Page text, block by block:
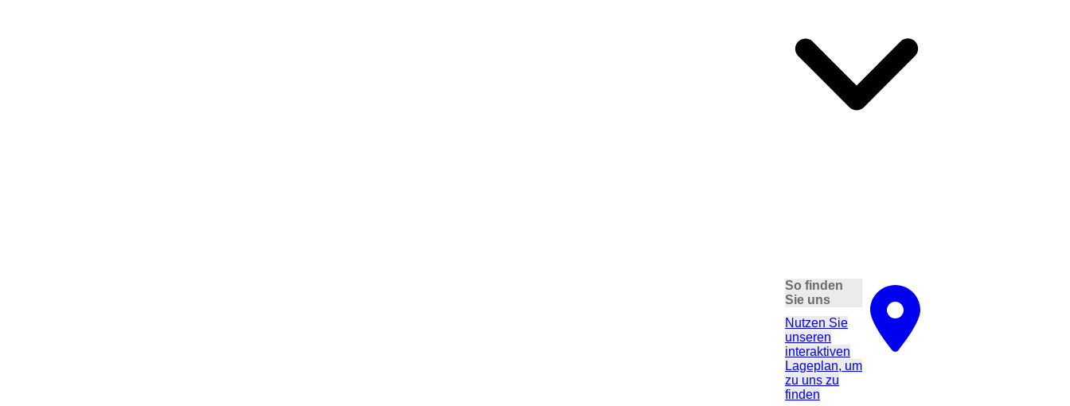
So finden
Sie uns
Nutzen Sie
unseren
interaktiven
La­ge­plan, um
zu uns zu
finden